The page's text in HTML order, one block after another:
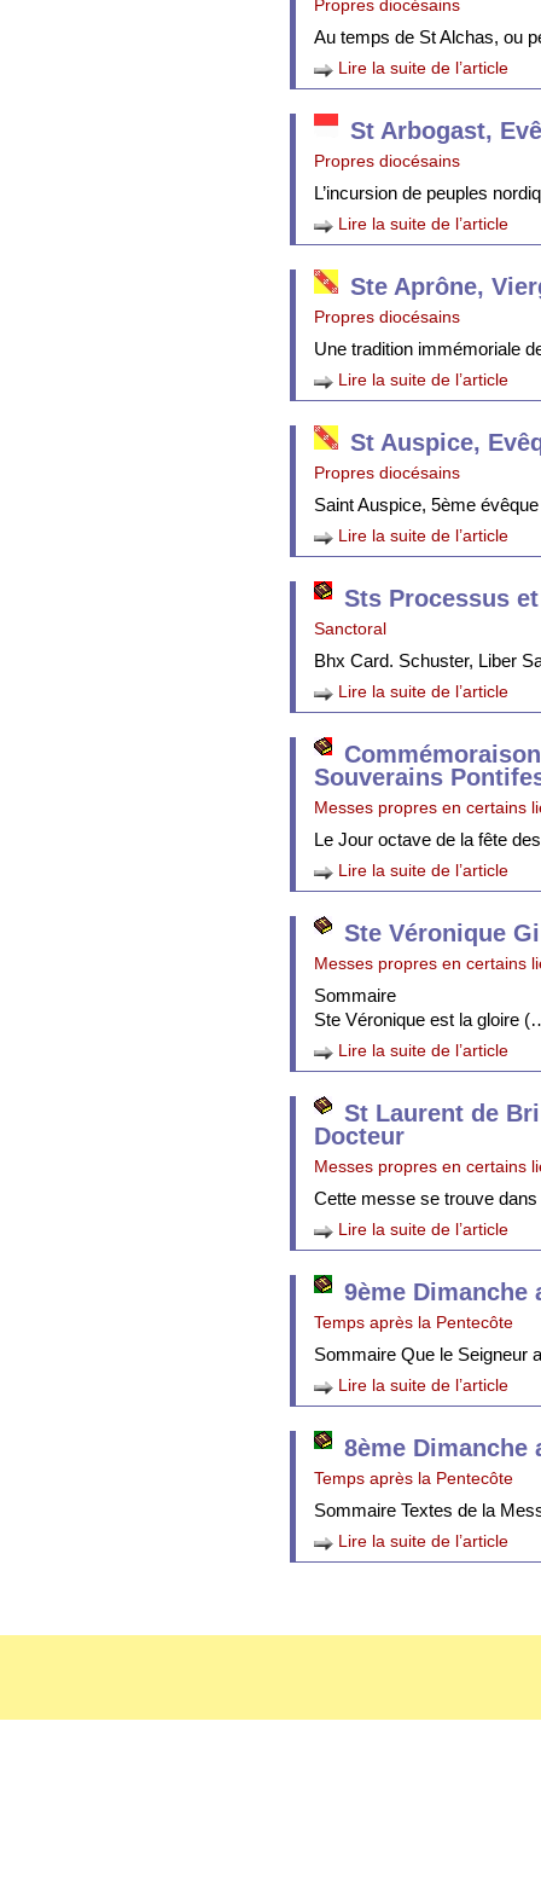
Propres diocésains
Au temps de St Alchas, ou
Lire la suite de l’article
St Arbogast,
Propres diocésains
L’incursion de peuples
Lire la suite de l’article
Ste Aprône,
Propres diocésains
Une tradition immémoriale
Lire la suite de l’article
St Auspice,
Propres diocésains
Saint Auspice, 5ème
Lire la suite de l’article
Sts Processus
Sanctoral
Bhx Card. Schuster, Liber
Lire la suite de l’article
Souverains
Messes propres en certains
Le Jour octave de la fête
Lire la suite de l’article
Ste Véronique
Messes propres en certains
Sommaire
Ste Véronique est la gloire
Lire la suite de l’article
St Laurent de
Docteur
Messes propres en certains
Cette messe se trouve
Lire la suite de l’article
9ème Dimanche
Temps après la Pentecôte
Sommaire Que le Seigneur
Lire la suite de l’article
8ème Dimanche
Temps après la Pentecôte
Sommaire Textes de la
Lire la suite de l’article